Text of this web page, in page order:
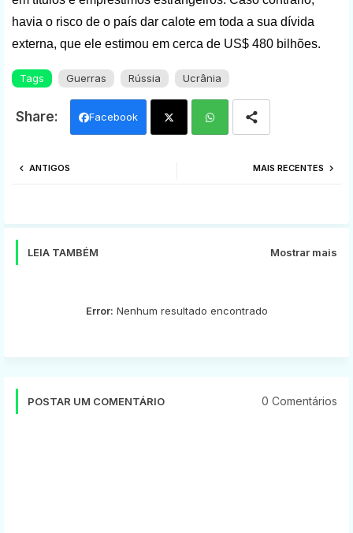
havia o risco de o país dar calote em toda a sua dívida
externa, que ele estimou em cerca de US$ 480 bilhões.
Tags Guerras Rússia Ucrânia
Facebook
MAIS RECENTES
ANTIGOS
LEIA TAMBÉM Mostrar mais
Error: Nenhum resultado encontrado
POSTAR UM COMENTÁRIO 0 Comentários